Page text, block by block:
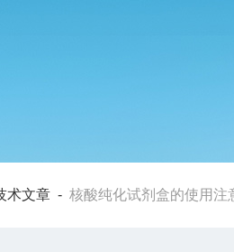
术文章 - 核酸纯化试剂盒的使用注